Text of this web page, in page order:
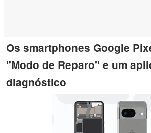
Os smartphones Google
"Modo de Reparo" e um
diagnóstico